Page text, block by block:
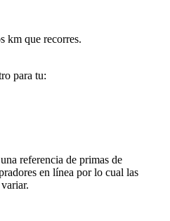
km que recorres.
para tu:
referencia de primas de
en línea por lo cual las